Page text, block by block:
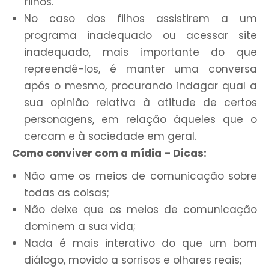
No caso dos filhos assistirem a um
programa inadequado ou acessar site
inadequado, mais importante do que
repreendê-los, é manter uma conversa
após o mesmo, procurando indagar qual a
sua opinião relativa à atitude de certos
perso­nagens, em relação àqueles que o
cercam e à sociedade em geral.
Como conviver com a mídia – Dicas:
Não ame os meios de comunicação sobre
todas as coisas;
Não deixe que os meios de comunicação
dominem a sua vida;
Nada é mais interativo do que um bom
diálogo, movido a sorrisos e olhares reais;